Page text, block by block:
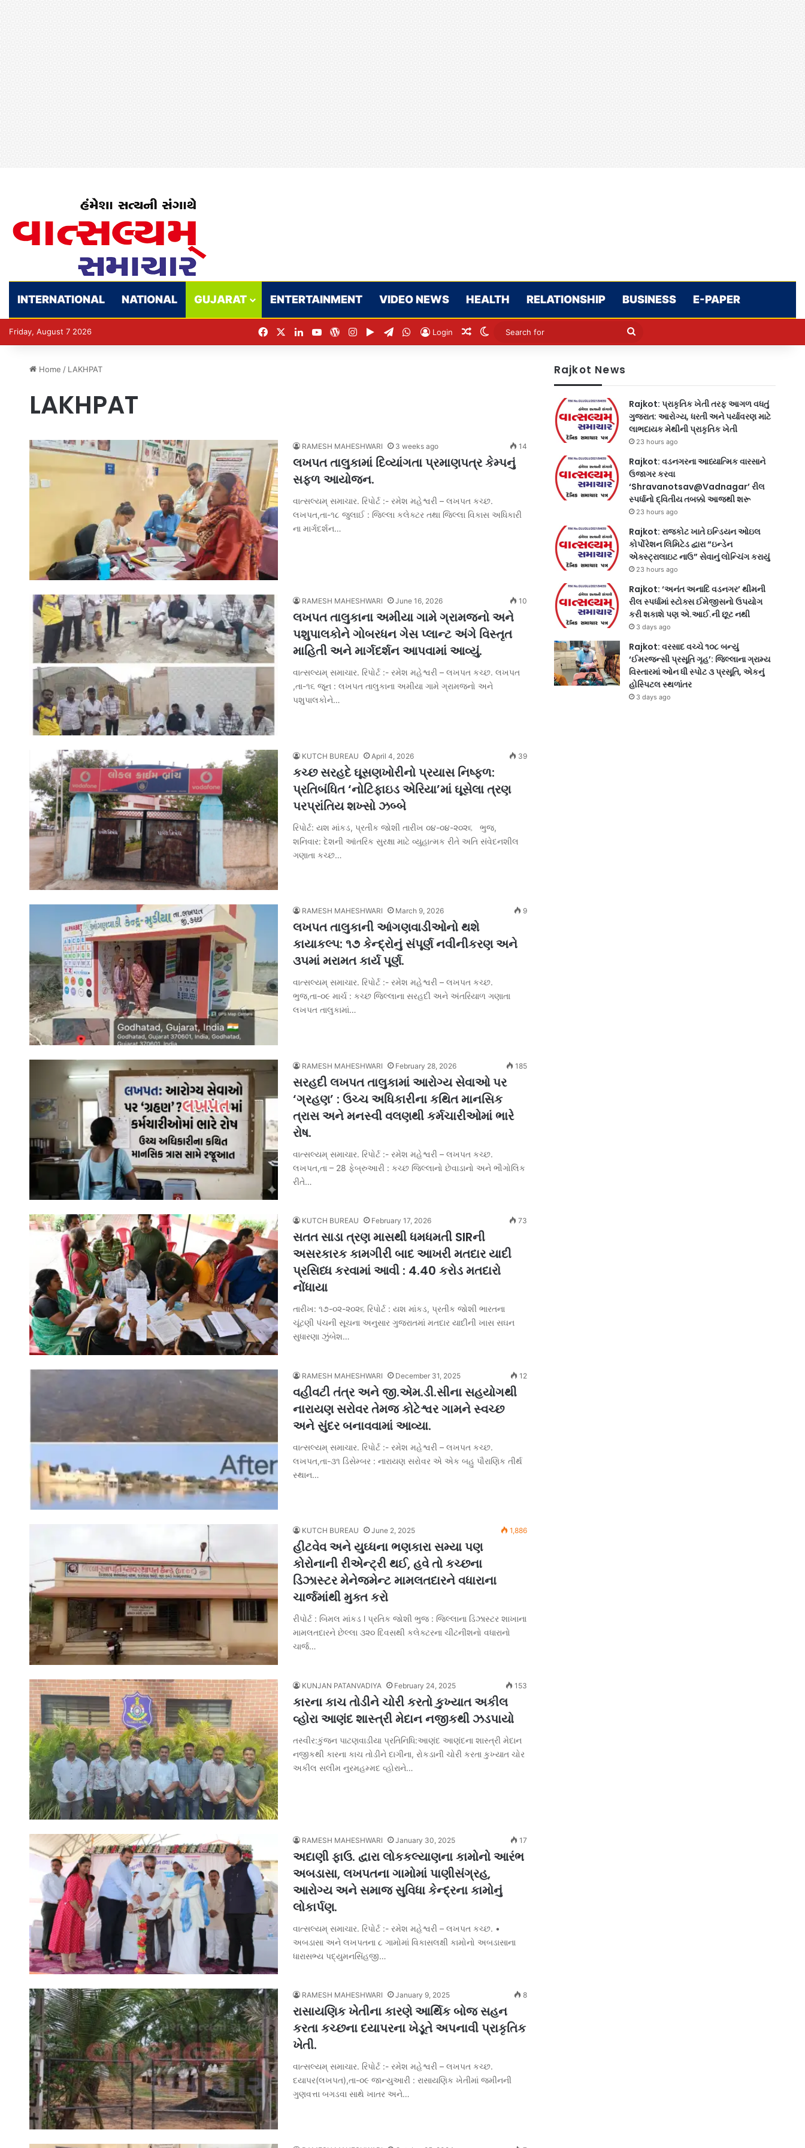
INTERNATIONAL NATIONAL GUJARAT ENTERTAINMENT VIDEO NEWS HEALTH RELATIONSHIP BUSINESS E-PAPER
Friday, August 7 2026 FacebookLinkedInYouTubeWordPress
Instagram
Google Play
Telegram
WhatsApp
Login Random Article
Switch skin
Search
Home / LAKHPAT
LAKHPAT
RAMESH MAHESHWARI 3 weeks ago 14
લખપત તાલુકામાં દિવ્યાંગતા પ્રમાણપત્ર કેમ્પનું
સફળ આયોજન.
વાત્સલ્યમ્ સમાચાર. રિપોર્ટ :- રમેશ મહેશ્વરી – લખપત કચ્છ.
લખપત,તા-૧૮ જુલાઈ : જિલ્લા કલેક્ટર તથા જિલ્લા વિકાસ અધિકારી
ના માર્ગદર્શન…
RAMESH MAHESHWARI June 16, 2026 10
લખપત તાલુકાના અમીયા ગામે ગ્રામજનો અને
પશુપાલકોને ગોબરધન ગેસ પ્લાન્ટ અંગે વિસ્તૃત
માહિતી અને માર્ગદર્શન આપવામાં આવ્યું.
વાત્સલ્યમ્ સમાચાર. રિપોર્ટ :- રમેશ મહેશ્વરી – લખપત કચ્છ. લખપત
,તા-૧૬ જૂન : લખપત તાલુકાના અમીયા ગામે ગ્રામજનો અને
પશુપાલકોને…
KUTCH BUREAU April 4, 2026 39
કચ્છ સરહદે ઘૂસણખોરીનો પ્રયાસ નિષ્ફળ:
પ્રતિબંધિત ‘નોટિફાઇડ એરિયા’માં ઘૂસેલા ત્રણ
પરપ્રાંતિય શખ્સો ઝબ્બે
રિપોર્ટ: યશ માંકડ, પ્રતીક જોશી તારીખ ૦૪-૦૪-૨૦૨૬ ભુજ,
શનિવાર: દેશની આંતરિક સુરક્ષા માટે વ્યુહાત્મક રીતે અતિ સંવેદનશીલ
ગણાતા કચ્છ…
RAMESH MAHESHWARI March 9, 2026 9
લખપત તાલુકાની આંગણવાડીઓનો થશે
કાયાકલ્પ: ૧૭ કેન્દ્રોનું સંપૂર્ણ નવીનીકરણ અને
૩૫માં મરામત કાર્ય પૂર્ણ.
વાત્સલ્યમ્ સમાચાર. રિપોર્ટ :- રમેશ મહેશ્વરી – લખપત કચ્છ.
ભુજ,તા-૦૯ માર્ચ : કચ્છ જિલ્લાના સરહદી અને અંતરિયાળ ગણાતા
લખપત તાલુકામાં…
RAMESH MAHESHWARI February 28, 2026 185
સરહદી લખપત તાલુકામાં આરોગ્ય સેવાઓ પર
‘ગ્રહણ’ : ઉચ્ચ અધિકારીના કથિત માનસિક
ત્રાસ અને મનસ્વી વલણથી કર્મચારીઓમાં ભારે
રોષ.
વાત્સલ્યમ્ સમાચાર. રિપોર્ટ :- રમેશ મહેશ્વરી – લખપત કચ્છ.
લખપત,તા – 28 ફેબ્રુઆરી : કચ્છ જિલ્લાનો છેવાડાનો અને ભૌગોલિક
રીતે…
KUTCH BUREAU February 17, 2026 73
સતત સાડા ત્રણ માસથી ધમધમતી SIRની
અસરકારક કામગીરી બાદ આખરી મતદાર યાદી
પ્રસિધ્ધ કરવામાં આવી : 4.40 કરોડ મતદારો
નોંધાયા
તારીખ: ૧૭-૦૨-૨૦૨૬ રિપોર્ટ : યશ માંકડ, પ્રતીક જોશી ભારતના
ચૂંટણી પંચની સૂચના અનુસાર ગુજરાતમાં મતદાર યાદીની ખાસ સઘન
સુધારણા ઝુંબેશ…
RAMESH MAHESHWARI December 31, 2025 12
વહીવટી તંત્ર અને જી.એમ.ડી.સીના સહયોગથી
નારાયણ સરોવર તેમજ કોટેશ્વર ગામને સ્વચ્છ
અને સુંદર બનાવવામાં આવ્યા.
વાત્સલ્યમ્ સમાચાર. રિપોર્ટ :- રમેશ મહેશ્વરી – લખપત કચ્છ.
લખપત,તા-૩૧ ડિસેમ્બર : નારાયણ સરોવર એ એક બહુ પૌરાણિક તીર્થ
સ્થાન…
KUTCH BUREAU June 2, 2025 1,886
હીટવેવ અને યુઘ્ધના ભણકારા સમ્યા પણ
કોરોનાની રીએન્ટ્રી થઈ, હવે તો કચ્છના
ડિઝાસ્ટર મેનેજમેન્ટ મામલતદારને વધારાના
ચાર્જમાંથી મુક્ત કરો
રીપોર્ટ : બિમલ માંકડ l પ્રતિક જોશી ભુજ : જિલ્લાના ડિઝાસ્ટર શાખાના
મામલતદારને છેલ્લા ૩૨૦ દિવસથી કલેક્ટરના ચીટનીશનો વધારાનો
ચાર્જ…
KUNJAN PATANVADIYA February 24, 2025 153
કારના કાચ તોડીને ચોરી કરતો કુખ્યાત અકીલ
વ્હોરા આણંદ શાસ્ત્રી મેદાન નજીકથી ઝડપાયો
તસ્વીર:કુંજન પાટણવાડીયા પ્રતિનિધિ:આણંદ આણંદના શાસ્ત્રી મેદાન
નજીકથી કારના કાચ તોડીને દાગીના, રોકડાની ચોરી કરતા કુખ્યાત ચોર
અકીલ સલીમ નુરમહમ્મદ વ્હોરાને…
RAMESH MAHESHWARI January 30, 2025 17
અદાણી ફાઉ. દ્વારા લોકકલ્યાણના કામોનો આરંભ
અબડાસા, લખપતના ગામોમાં પાણીસંગ્રહ,
આરોગ્ય અને સમાજ સુવિધા કેન્દ્રના કામોનું
લોકાર્પણ.
વાત્સલ્યમ્ સમાચાર. રિપોર્ટ :- રમેશ મહેશ્વરી – લખપત કચ્છ. •
અબડાસા અને લખપતના ૮ ગામોમાં વિકાસલક્ષી કામોનો અબડાસાના
ધારાસભ્ય પદ્યુમનસિંહજી…
RAMESH MAHESHWARI January 9, 2025 8
રાસાયણિક ખેતીના કારણે આર્થિક બોજ સહન
કરતા કચ્છના દયાપરના ખેડૂતે અપનાવી પ્રાકૃતિક
ખેતી.
વાત્સલ્યમ્ સમાચાર. રિપોર્ટ :- રમેશ મહેશ્વરી – લખપત કચ્છ.
દયાપર(લખપત),તા-૦૯ જાન્યુઆરી : રાસાયણિક ખેતીમાં જમીનની
ગુણવત્તા બગડવા સાથે ખાતર અને…
Rajkot News
Rajkot: પ્રાકૃતિક ખેતી તરફ આગળ વધતું
ગુજરાત: આરોગ્ય, ધરતી અને પર્યાવરણ માટે
લાભદાયક મેથીની પ્રાકૃતિક ખેતી
23 hours ago
Rajkot: વડનગરના આધ્યાત્મિક વારસાને
ઉજાગર કરવા
‘Shravanotsav@Vadnagar’ રીલ
સ્પર્ધાનો દ્વિતીય તબક્કો આજથી શરૂ
23 hours ago
Rajkot: રાજકોટ ખાતે ઇન્ડિયન ઓઇલ
કોર્પોરેશન લિમિટેડ દ્વારા “ઇન્ડેન
એક્સ્ટ્રાલાઇટ નાઉ” સેવાનું લોન્ચિંગ કરાયું
23 hours ago
Rajkot: ‘અનંત અનાદિ વડનગર’ થીમની
રીલ સ્પર્ધામાં સ્ટોક્સ ઈમેજીસનો ઉપયોગ
કરી શકાશે પણ એ.આઈ.ની છૂટ નથી
3 days ago
Rajkot: વરસાદ વચ્ચે ૧૦૮ બન્યું
‘ઈમરજન્સી પ્રસૂતિ ગૃહ’: જિલ્લાના ગ્રામ્ય
વિસ્તારમાં ઓન ધી સ્પોટ ૩ પ્રસૂતિ, એકનું
હોસ્પિટલ સ્થળાંતર
3 days ago